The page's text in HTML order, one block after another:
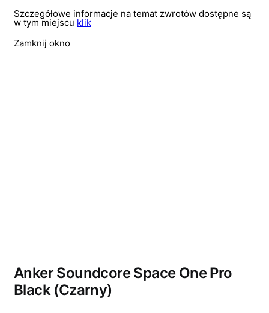
Szczegółowe informacje na temat zwrotów dostępne są
w tym miejscu klik
Zamknij okno
Anker Soundcore Space One Pro
Black (Czarny)